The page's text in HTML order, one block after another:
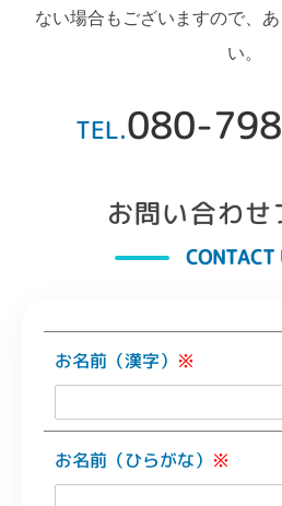
ない場合もございますので、
い。
TEL.080-
お問い合わせ
CONTACT
お名前（漢字） ※
お名前（ひらがな） ※